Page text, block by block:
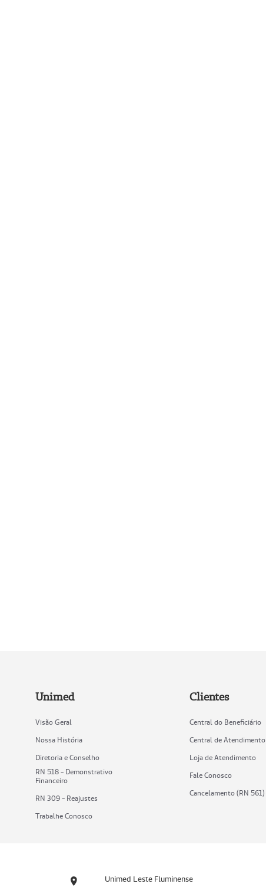
Unimed
Visão Geral
Nossa História
Diretoria e Conselho
RN 518 - Demonstrativo
Financeiro
RN 309 - Reajustes
Trabalhe Conosco
Clientes
Central do Beneficiário
Central de Atendimento
Loja de Atendimento
Fale Conosco
Cancelamento (RN 561)
Unimed Leste Fluminense